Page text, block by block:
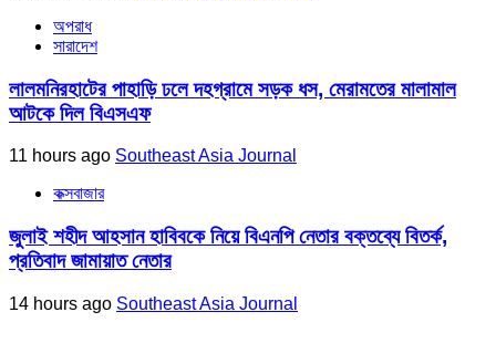
অপরাধ
সারাদেশ
লালমনিরহাটের পাহাড়ি ঢলে দহগ্রামে সড়ক ধস, মেরামতের মালামাল
আটকে দিল বিএসএফ
11 hours ago Southeast Asia Journal
কক্সবাজার
জুলাই শহীদ আহসান হাবিবকে নিয়ে বিএনপি নেতার বক্তব্যে বিতর্ক,
প্রতিবাদ জামায়াত নেতার
14 hours ago Southeast Asia Journal